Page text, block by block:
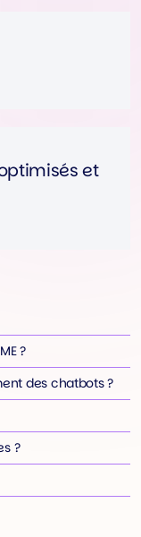
et
?
des chatbots ?
?